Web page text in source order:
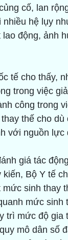
cố, lan
nhiều hệ lụy
lao động, ảnh
tế cho thấy,
trong việc
công trong
thế cho dù
với nguồn lực
giá tác
Bộ Y tế
mức sinh thay
mức sinh
trì mức độ gia
mô dân số